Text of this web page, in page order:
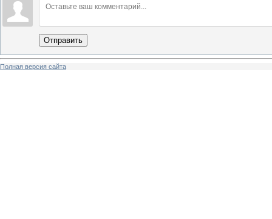
Отправить
Полная версия сайта